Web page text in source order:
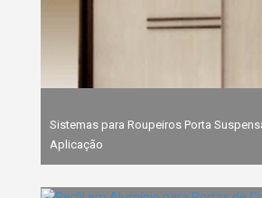
Sistemas para Roupeiros Porta
Aplicação